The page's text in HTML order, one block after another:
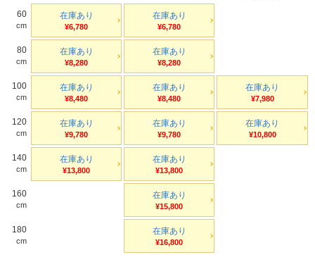
60
cm
在庫あり
¥6,780
在庫あり
¥6,780
80
cm
在庫あり
¥8,280
在庫あり
¥8,280
100
cm
在庫あり
¥8,480
在庫あり
¥8,480
在庫あり
¥7,980
120
cm
在庫あり
¥9,780
在庫あり
¥9,780
在庫あり
¥10,800
140
cm
在庫あり
¥13,800
在庫あり
¥13,800
160
cm
在庫あり
¥15,800
180
cm
在庫あり
¥16,800